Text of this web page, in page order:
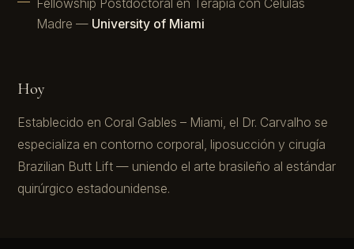
Fellowship Postdoctoral en Terapia con Células
Madre — University of Miami
Hoy
Establecido en Coral Gables – Miami, el Dr. Carvalho se
especializa en contorno corporal, liposucción y cirugía
Brazilian Butt Lift — uniendo el arte brasileño al estándar
quirúrgico estadounidense.